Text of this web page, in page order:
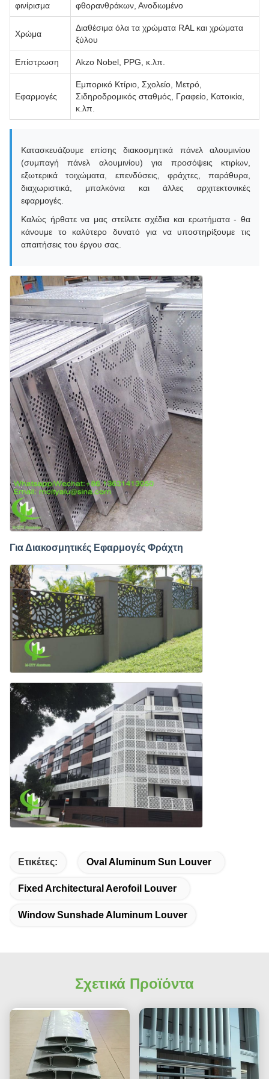
φινίρισμα φθορανθράκων, Ανοδιωμένο
Χρώμα
Διαθέσιμα όλα τα χρώματα RAL και χρώματα
ξύλου
Επίστρωση Akzo Nobel, PPG, κ.λπ.
Εφαρμογές
Εμπορικό Κτίριο, Σχολείο, Μετρό,
Σιδηροδρομικός σταθμός, Γραφείο, Κατοικία,
κ.λπ.
Κατασκευάζουμε επίσης διακοσμητικά πάνελ αλουμινίου
(συμπαγή πάνελ αλουμινίου) για προσόψεις κτιρίων,
εξωτερικά τοιχώματα, επενδύσεις, φράχτες, παράθυρα,
διαχωριστικά, μπαλκόνια και άλλες αρχιτεκτονικές
εφαρμογές.
Καλώς ήρθατε να μας στείλετε σχέδια και ερωτήματα - θα
κάνουμε το καλύτερο δυνατό για να υποστηρίξουμε τις
απαιτήσεις του έργου σας.
Για Διακοσμητικές Εφαρμογές Φράχτη
Ετικέτες: Oval Aluminum Sun Louver
Fixed Architectural Aerofoil Louver
Window Sunshade Aluminum Louver
Σχετικά Προϊόντα